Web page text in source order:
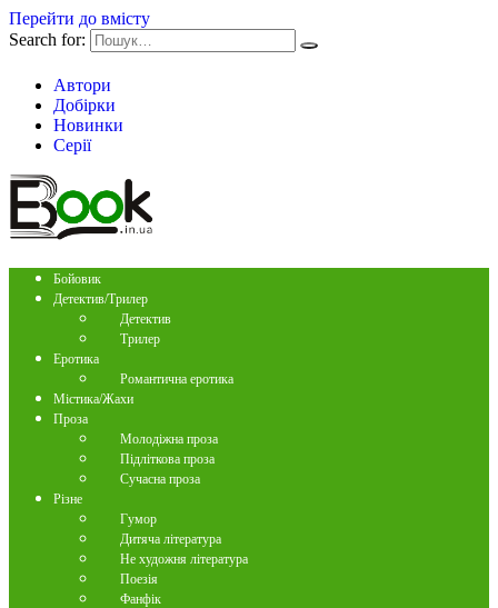
Перейти до вмісту
Search for:
Автори
Добірки
Новинки
Серії
Бойовик
Детектив/Трилер
Детектив
Трилер
Еротика
Романтична еротика
Містика/Жахи
Проза
Молодіжна проза
Підліткова проза
Сучасна проза
Різне
Гумор
Дитяча література
Не художня література
Поезія
Фанфік